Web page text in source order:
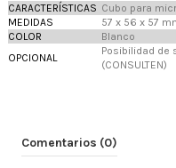
CARACTERÍSTICAS Cubo para
MEDIDAS
57 x 56 x 57
COLOR
Blanco
OPCIONAL
Posibilidad de
(CONSULTEN)
Comentarios (0)